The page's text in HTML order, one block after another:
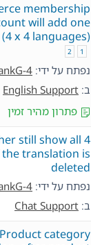
membership
will add one
x 4 languages)
1
2
נפתח על ידי: 4
ב: English Support
פתרון מהיר זמין
still show all 4
translation is
deleted
נפתח על ידי: 4
ב: Chat Support
category